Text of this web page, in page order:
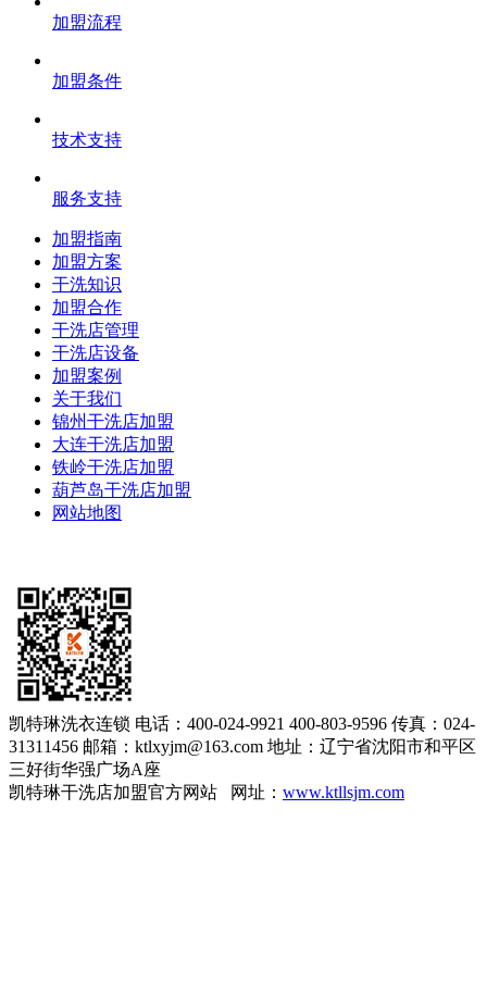
加盟流程
加盟条件
技术支持
服务支持
加盟指南
加盟方案
干洗知识
加盟合作
干洗店管理
干洗店设备
加盟案例
关于我们
锦州干洗店加盟
大连干洗店加盟
铁岭干洗店加盟
葫芦岛干洗店加盟
网站地图
凯特琳洗衣连锁 电话：400-024-9921 400-803-9596 传真：024-
31311456 邮箱：ktlxyjm@163.com 地址：辽宁省沈阳市和平区
三好街华强广场A座
凯特琳干洗店加盟官方网站 网址： www.ktllsjm.com